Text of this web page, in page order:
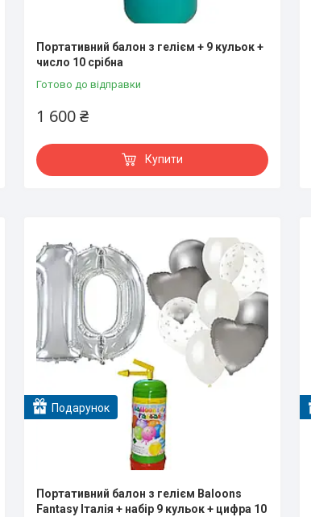
Портативний балон з гелієм + 9 кульок +
число 10 срібна
Готово до відправки
1 600 ₴
Купити
Подарунок
Портативний балон з гелієм Baloons
Fantasy Італія + набір 9 кульок + цифра 10